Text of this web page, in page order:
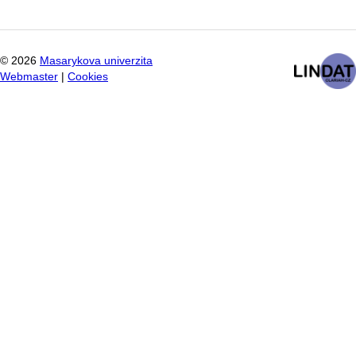
© 2026 Masarykova univerzita
Webmaster
Cookies